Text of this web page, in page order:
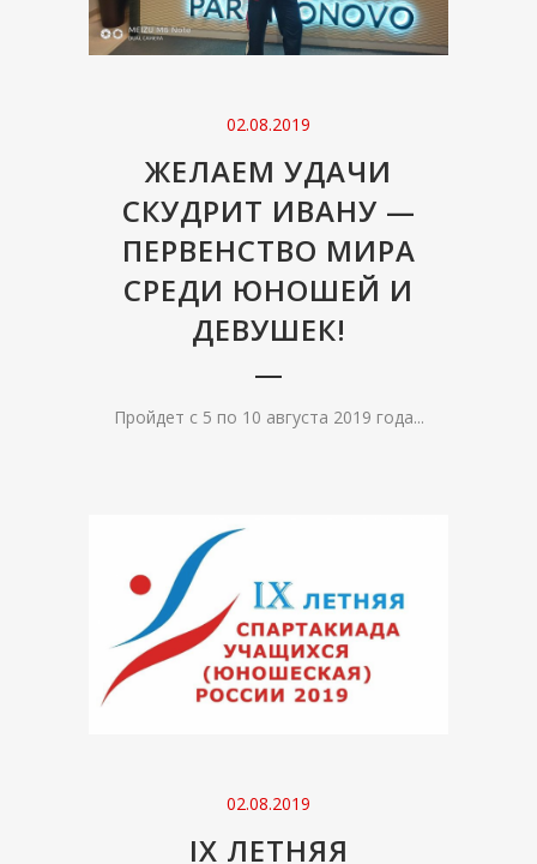
02.08.2019
ЖЕЛАЕМ УДАЧИ
СКУДРИТ ИВАНУ —
ПЕРВЕНСТВО МИРА
СРЕДИ ЮНОШЕЙ И
ДЕВУШЕК!
Пройдет с 5 по 10 августа 2019 года...
02.08.2019
IX ЛЕТНЯЯ